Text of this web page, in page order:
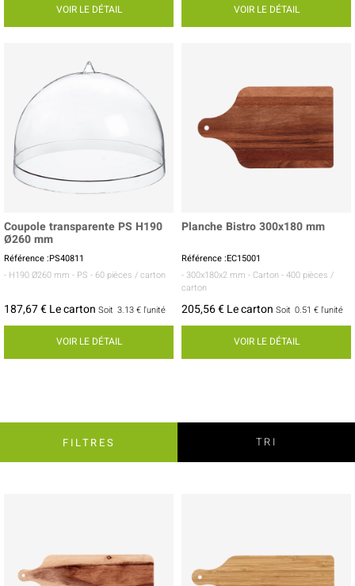
VOIR LE DÉTAIL VOIR LE DÉTAIL
Coupole transparente PS H190
Ø260 mm
Référence :PS40811
- H190 Ø260 mm - PS - 60 pièces / carton
187,67 € Le carton Soit 3.13 € l'unité
VOIR LE DÉTAIL
Planche Bistro 300x180 mm
Référence :EC15001
- 300x180x2 mm - Carton - 400 pièces /
carton
205,56 € Le carton Soit 0.51 € l'unité
VOIR LE DÉTAIL
FILTRES TRI